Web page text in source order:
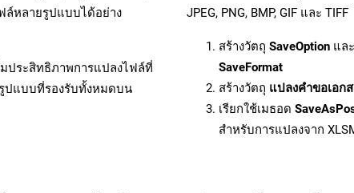
ล์หลายรูปแบบได้อย่าง
ประสิทธิภาพการแปลงไฟล์ที่
ปแบบที่รองรับทั้งหมดบน
JPEG, PNG, BMP, GIF และ TIFF
สร้างวัตถุ SaveOption แล
SaveFormat
สร้างวัตถุ แปลงคำขอเอก
เรียกใช้เมธอด
สำหรับการแปลงจาก